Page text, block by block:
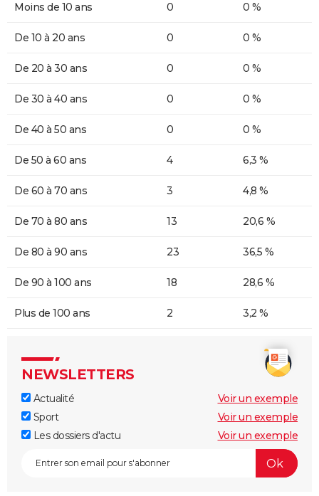
Moins de 10 ans 0 0 %
De 10 à 20 ans 0 0 %
De 20 à 30 ans 0 0 %
De 30 à 40 ans 0 0 %
De 40 à 50 ans 0 0 %
De 50 à 60 ans 4 6,3 %
De 60 à 70 ans 3 4,8 %
De 70 à 80 ans 13 20,6 %
De 80 à 90 ans 23 36,5 %
De 90 à 100 ans 18 28,6 %
Plus de 100 ans 2 3,2 %
NEWSLETTERS
Actualité
Voir un exemple
Sport
Voir un exemple
Les dossiers d'actu
Voir un exemple